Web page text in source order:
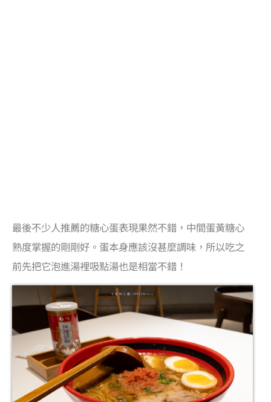
最後不少人推薦的糖心蛋表現果然不錯，中間蛋黃糖心
熟度掌握的剛剛好。蛋本身應該沒甚麼調味，所以吃之
前先把它泡進湯裡吸點湯也是相當不錯！